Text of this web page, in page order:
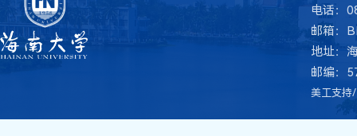
电话：
邮箱：
地址：
邮编：
美工支持